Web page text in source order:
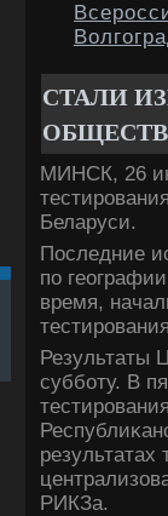
СТАЛИ
МИНСК, 26
Беларуси.
Последние
по
время,
Результаты
субботу. В
РИКЗа.